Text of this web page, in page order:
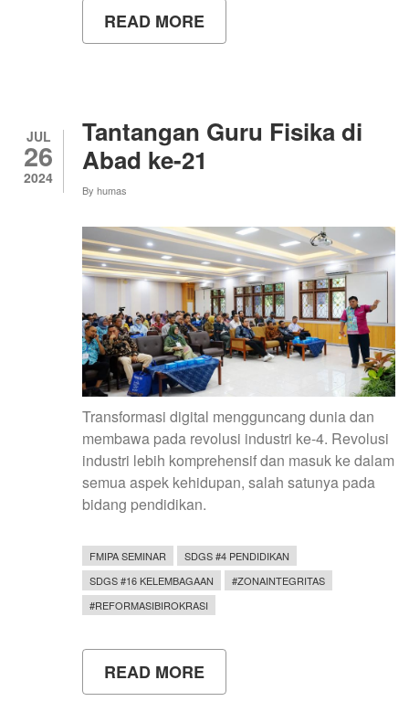
READ MORE
PERGURUAN
INDUSTRI
JUL
26
2024
Tantangan Guru Fisika di
Abad ke-21
By humas
Transformasi digital mengguncang dunia dan
membawa pada revolusi industri ke-4. Revolusi
industri lebih komprehensif dan masuk ke dalam
semua aspek kehidupan, salah satunya pada
bidang pendidikan.
FMIPA SEMINAR
SDGS #4 PENDIDIKAN
SDGS #16 KELEMBAGAAN
#ZONAINTEGRITAS
#REFORMASIBIROKRASI
READ MORE
TANTANGAN